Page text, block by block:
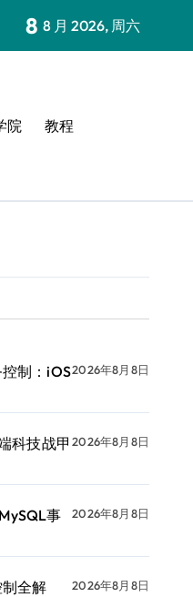
8 8 月 2026, 周六
院 教程
制：iOS2026年8月8日
科技战甲 2026年8月8日
事
2026年8月8日
全解
2026年8月8日